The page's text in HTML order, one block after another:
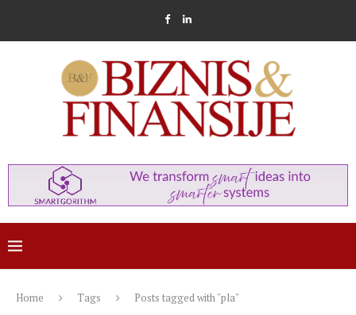
Home Tags Posts tagged with "pla"